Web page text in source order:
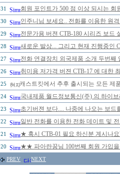
31 회원 포인트가 500 점 이상 되시는 회
30 인주니님 보세요.. 전화를 이용한 원
29 전문가용 버젼 CTB-180 시리즈 보드
28 새로운 발상... 그리고 현재 진행중인
27 전화 연결장치 외국제품 소개 두번째
26 취미용 저가격 버젼 CTB-17 에 대한
25 캐스트킷에서 추후 출시되는 모든 제
24 국내제품 월드정보통신(주) 의 하이
23 초기버젼 보다.... 나중에 나오는 보
22 일반 전화를 이용한 전화 데이트 및
21 ★ 혹시 CTB-01 필요 하신분 계시나
20 ★★ 파아란꿈님 100번째 회원 가입
PREV NEXT